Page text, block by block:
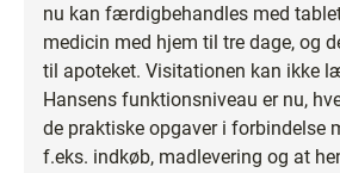
nu kan færdigbehandles med
medicin med hjem til tre dage, og
til apoteket. Visitationen kan ikke
Hansens funktionsniveau er nu,
de praktiske opgaver i forbindelse
f.eks. indkøb, madlevering og at